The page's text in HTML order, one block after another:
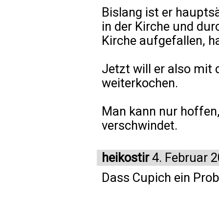
Bislang ist er
in der Kirche und
Kirche aufgefallen,
Jetzt will er also mit
weiterkochen.
Man kann nur
verschwindet.
heikostir4. Februar
Dass Cupich ein